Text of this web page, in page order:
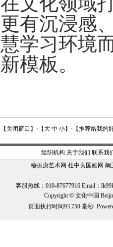
更有沉浸感
慧学习环境
新模板 。
【 关闭窗口 】·【大 中 小】·【推荐给我的
组织机构 关于我们 联系我
穆振庚艺术网 杜中良国画网 阚
客服热线：010-87677916 Email：
Copyright © 文化中国
页面执行时间93.750 毫秒